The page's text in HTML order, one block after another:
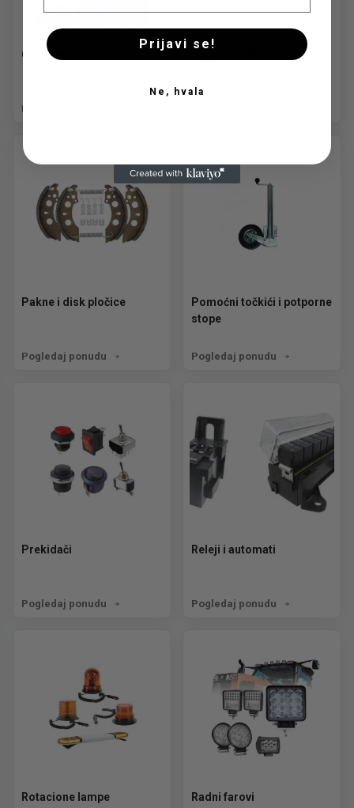
Održavanje i nega
Pogledaj ponudu
Pakne i disk pločice
Pogledaj ponudu
Pomoćni točkići i potporne
stope
Pogledaj ponudu
Prekidači
Pogledaj ponudu
Releji i automati
Pogledaj ponudu
Rotacione lampe Radni farovi
Prijavi se!
Ne, hvala